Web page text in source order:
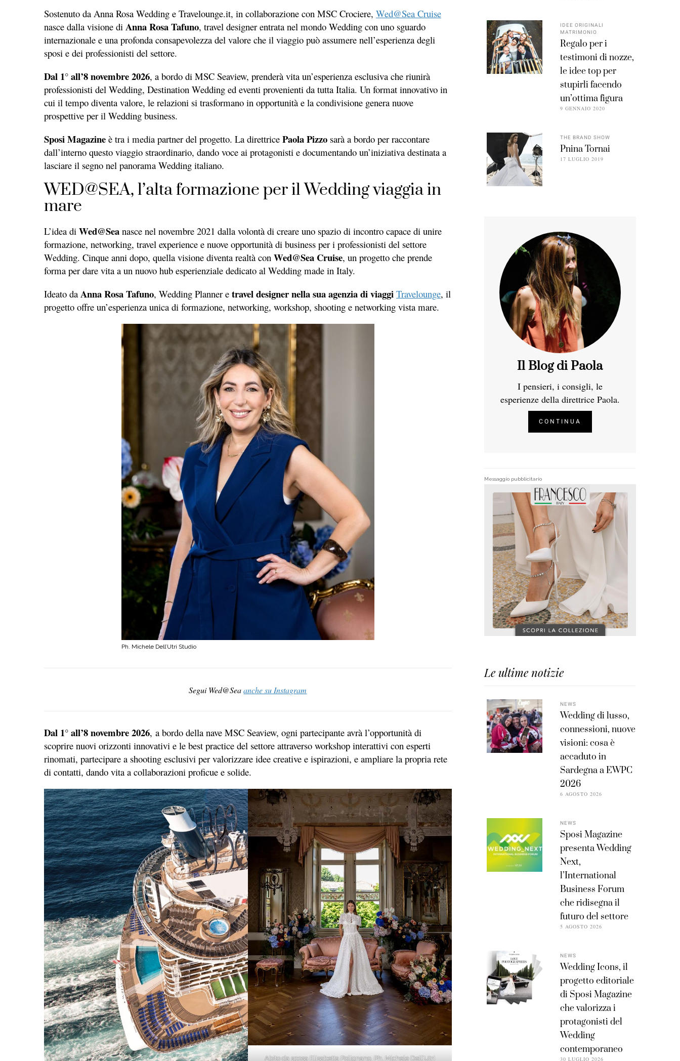
Sostenuto da Anna Rosa Wedding e Travelounge.it, in collaborazione con MSC Crociere, Wed@Sea Cruise
nasce dalla visione di Anna Rosa Tafuno, travel designer entrata nel mondo Wedding con uno sguardo
internazionale e una profonda consapevolezza del valore che il viaggio può assumere nell’esperienza degli
sposi e dei professionisti del settore.
Dal 1° all’8 novembre 2026, a bordo di MSC Seaview, prenderà vita un’esperienza esclusiva che riunirà
professionisti del Wedding, Destination Wedding ed eventi provenienti da tutta Italia. Un format innovativo in
cui il tempo diventa valore, le relazioni si trasformano in opportunità e la condivisione genera nuove
prospettive per il Wedding business.
Sposi Magazine è tra i media partner del progetto. La direttrice Paola Pizzo sarà a bordo per raccontare
dall’interno questo viaggio straordinario, dando voce ai protagonisti e documentando un’iniziativa destinata a
lasciare il segno nel panorama Wedding italiano.
WED@SEA, l’alta formazione per il Wedding viaggia in
mare
L’idea di Wed@Sea nasce nel novembre 2021 dalla volontà di creare uno spazio di incontro capace di unire
formazione, networking, travel experience e nuove opportunità di business per i professionisti del settore
Wedding. Cinque anni dopo, quella visione diventa realtà con Wed@Sea Cruise, un progetto che prende
forma per dare vita a un nuovo hub esperienziale dedicato al Wedding made in Italy.
Ideato da Anna Rosa Tafuno, Wedding Planner e travel designer nella sua agenzia di viaggi Travelounge, il
progetto offre un’esperienza unica di formazione, networking, workshop, shooting e networking vista mare.
Ph. Michele Dell’Utri Studio
Segui Wed@Seaanche su Instagram
Dal 1° all’8 novembre 2026, a bordo della nave MSC Seaview, ogni partecipante avrà l’opportunità di
scoprire nuovi orizzonti innovativi e le best practice del settore attraverso workshop interattivi con esperti
rinomati, partecipare a shooting esclusivi per valorizzare idee creative e ispirazioni, e ampliare la propria rete
di contatti, dando vita a collaborazioni proficue e solide.
Abito da sposa Elisabetta Polignano. Ph. Michele Dell’Utri
IDEE ORIGINALI
MATRIMONIO
Regalo per i
testimoni di nozze,
le idee top per
stupirli facendo
un’ottima figura
9 GENNAIO 2020
THE BRAND SHOW
Pnina Tornai
17 LUGLIO 2019
Il Blog di Paola
I pensieri, i consigli, le
esperienze della direttrice Paola.
CONTINUA
Messaggio pubblicitario
Le ultime notizie
NEWS
Wedding di lusso,
connessioni, nuove
visioni: cosa è
accaduto in
Sardegna a EWPC
2026
6 AGOSTO 2026
NEWS
Sposi Magazine
presenta Wedding
Next,
l’International
Business Forum
che ridisegna il
futuro del settore
5 AGOSTO 2026
NEWS
Wedding Icons, il
progetto editoriale
di Sposi Magazine
che valorizza i
protagonisti del
Wedding
contemporaneo
30 LUGLIO 2026